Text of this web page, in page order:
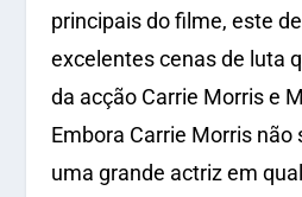
principais do filme, este
excelentes cenas de luta
da acção Carrie Morris e
Embora Carrie Morris
uma grande actriz em